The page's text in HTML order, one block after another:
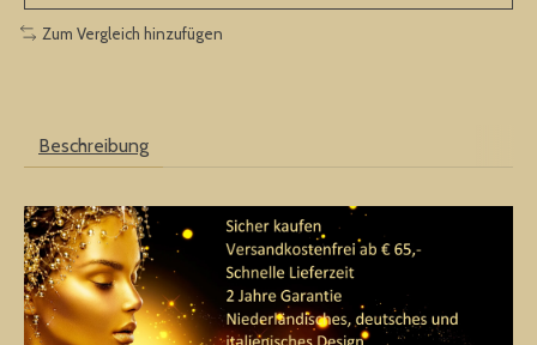
Zum Vergleich hinzufügen
Beschreibung